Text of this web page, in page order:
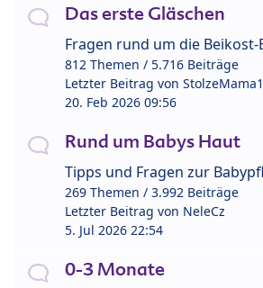
Das erste Gläschen
Fragen rund um die
812 Themen / 5.716 Beiträge
Letzter Beitrag von
20. Feb 2026 09:56
Rund um Babys Haut
Tipps und Fragen zur
269 Themen / 3.992 Beiträge
Letzter Beitrag von NeleCz
5. Jul 2026 22:54
0-3 Monate